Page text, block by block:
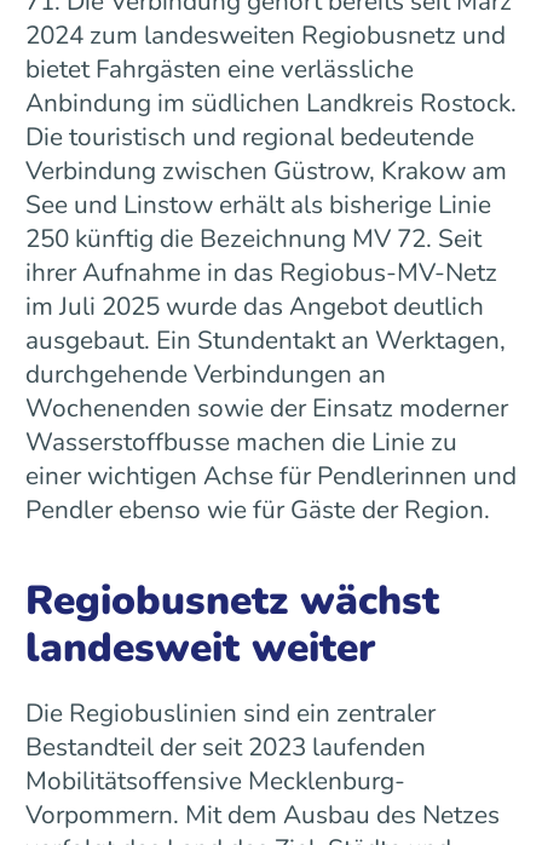
2024 zum landesweiten Regiobusnetz und
bietet Fahrgästen eine verlässliche
Anbindung im südlichen Landkreis Rostock.
Die touristisch und regional bedeutende
Verbindung zwischen Güstrow, Krakow am
See und Linstow erhält als bisherige Linie
250 künftig die Bezeichnung MV 72. Seit
ihrer Aufnahme in das Regiobus-MV-Netz
im Juli 2025 wurde das Angebot deutlich
ausgebaut. Ein Stundentakt an Werktagen,
durchgehende Verbindungen an
Wochenenden sowie der Einsatz moderner
Wasserstoffbusse machen die Linie zu
einer wichtigen Achse für Pendlerinnen und
Pendler ebenso wie für Gäste der Region.
Regiobusnetz wächst
landesweit weiter
Die Regiobuslinien sind ein zentraler
Bestandteil der seit 2023 laufenden
Mobilitätsoffensive Mecklenburg-
Vorpommern. Mit dem Ausbau des Netzes